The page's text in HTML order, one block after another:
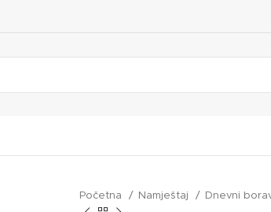
Početna Namještaj Dnevni